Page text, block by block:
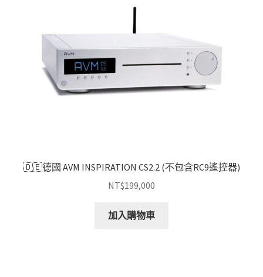
🇩🇪德國 AVM INSPIRATION CS2.2 (不包含RC9遙控器)
NT$199,000
加入購物車